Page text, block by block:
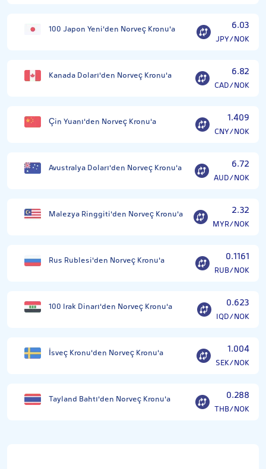
100 Japon Yeni'den Norveç Kronu'a 6.03
JPY/NOK
Kanada Doları'den Norveç Kronu'a 6.82
CAD/NOK
Çin Yuanı'den Norveç Kronu'a 1.409
CNY/NOK
Avustralya Doları'den Norveç Kronu'a 6.72
AUD/NOK
Malezya Ringgiti'den Norveç Kronu'a 2.32
MYR/NOK
Rus Rublesi'den Norveç Kronu'a 0.1161
RUB/NOK
100 Irak Dinarı'den Norveç Kronu'a 0.623
IQD/NOK
İsveç Kronu'den Norveç Kronu'a 1.004
SEK/NOK
Tayland Bahtı'den Norveç Kronu'a 0.288
THB/NOK